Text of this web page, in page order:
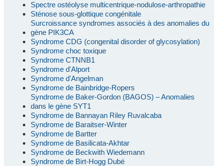
Spectre ostéolyse multicentrique-nodulose-arthropathie
Sténose sous-glottique congénitale
Surcroissance syndromes associés à des anomalies du
gène PIK3CA
Syndrome CDG (congenital disorder of glycosylation)
Syndrome choc toxique
Syndrome CTNNB1
Syndrome d'Alport
Syndrome d'Angelman
Syndrome de Bainbridge-Ropers
Syndrome de Baker-Gordon (BAGOS) – Anomalies
dans le gène SYT1
Syndrome de Bannayan Riley Ruvalcaba
Syndrome de Baraitser-Winter
Syndrome de Bartter
Syndrome de Basilicata-Akhtar
Syndrome de Beckwith Wiedemann
Syndrome de Birt-Hogg Dubé